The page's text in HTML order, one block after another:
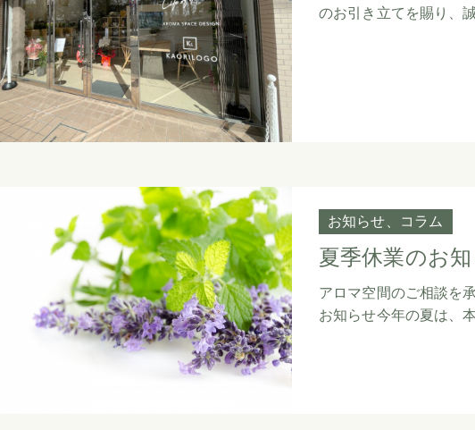
のお引き立てを賜り、
お知らせ コラム
夏季休業のお
アロマ空間のご相談を
お知らせ今年の夏は、